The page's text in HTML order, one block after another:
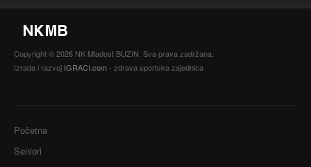
Copyright © 2026 NK Mladost BUZIN. Sva prava zadržana.
Izrada i razvoj IGRACI.com- zdrava sportska zajednica
Početna
Seniori